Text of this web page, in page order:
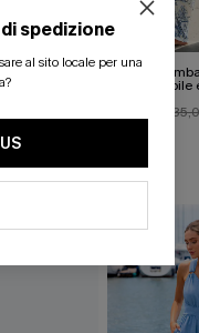
Tuta a
stampa toile
spedizione
al sito locale per una